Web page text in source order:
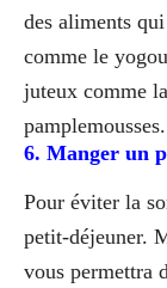
des aliments
comme le
juteux comme
pamplemousses.
6. Manger un
Pour éviter la
petit-déjeuner.
vous permettra